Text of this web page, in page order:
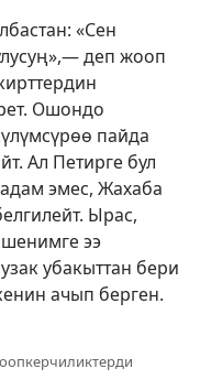
«Сен
деп жооп
Ошондо
пайда
Ал Петирге бул
эмес, Жахаба
Ырас,
ээ
убакыттан бери
ачып берген.